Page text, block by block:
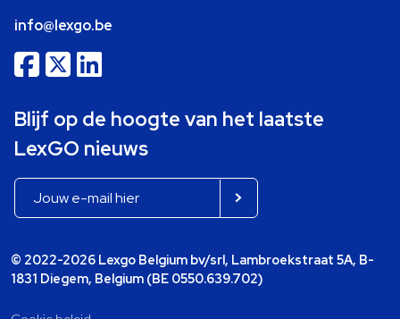
info@lexgo.be
Blijf op de hoogte van het laatste
LexGO nieuws
© 2022-2026 Lexgo Belgium bv/srl, Lambroekstraat 5A, B-
1831 Diegem, Belgium (BE 0550.639.702)